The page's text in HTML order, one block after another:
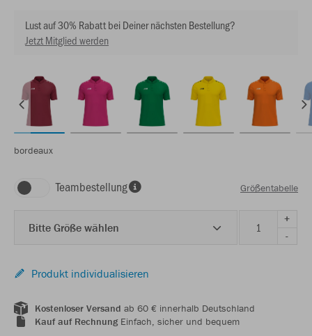
Lust auf 30% Rabatt bei Deiner nächsten Bestellung?
Jetzt Mitglied werden
bordeaux
Teambestellung Größentabelle
Bitte Größe wählen
+
-
Produkt individualisieren
Kostenloser Versand ab 60 € innerhalb Deutschland
Kauf auf RechnungEinfach, sicher und bequem